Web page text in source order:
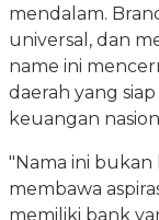
mendalam.
universal, dan
name ini
daerah yang
keuangan
"Nama ini
membawa
memiliki bank